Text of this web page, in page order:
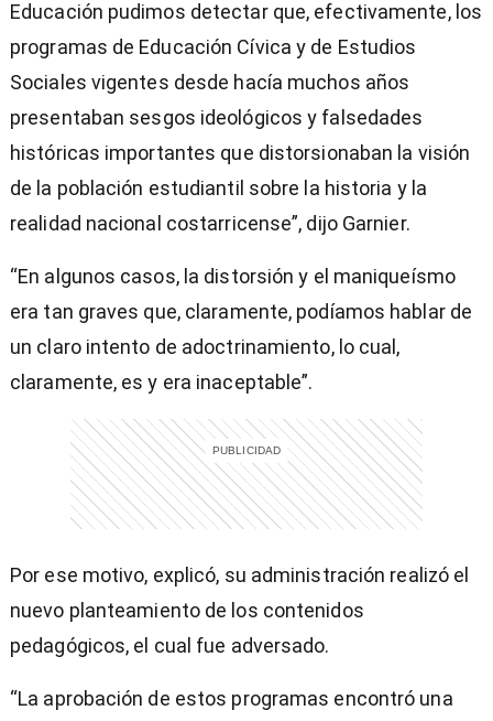
Educación pudimos detectar que, efectivamente, los
programas de Educación Cívica y de Estudios
Sociales vigentes desde hacía muchos años
presentaban sesgos ideológicos y falsedades
históricas importantes que distorsionaban la visión
de la población estudiantil sobre la historia y la
realidad nacional costarricense”, dijo Garnier.
“En algunos casos, la distorsión y el maniqueísmo
era tan graves que, claramente, podíamos hablar de
un claro intento de adoctrinamiento, lo cual,
claramente, es y era inaceptable”.
Por ese motivo, explicó, su administración realizó el
nuevo planteamiento de los contenidos
pedagógicos, el cual fue adversado.
“La aprobación de estos programas encontró una